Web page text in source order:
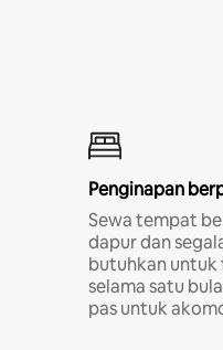
Penginapan
Sewa tempat
dapur dan
butuhkan untuk
selama satu
pas untuk